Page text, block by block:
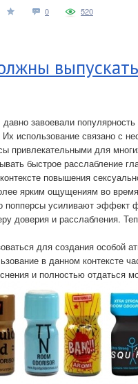
0 520
завоевали
использование связано с
привлекательными для
быстрое расслабление
повышения
ярким ощущениям во
попперсы усиливают эффект
доверия и расслабления.
для создания особой
в данном контексте
и полностью отдаться